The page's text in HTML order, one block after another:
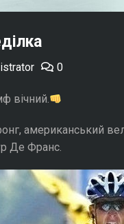
0
вічний.
американський
Де Франс.